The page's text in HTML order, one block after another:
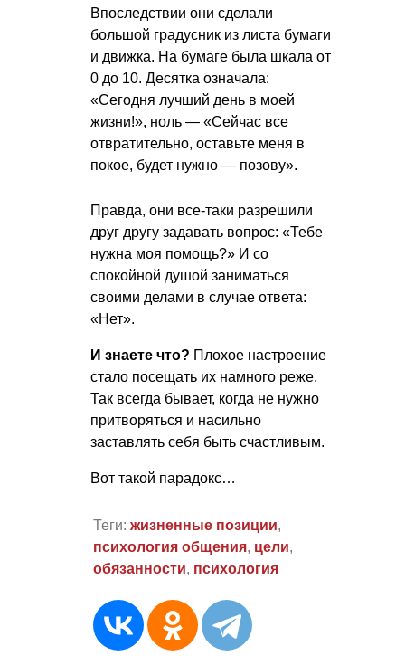
Впоследствии они сделали
большой градусник из листа бумаги
и движка. На бумаге была шкала от
0 до 10. Десятка означала:
«Сегодня лучший день в моей
жизни!», ноль — «Сейчас все
отвратительно, оставьте меня в
покое, будет нужно — позову».
Правда, они все-таки разрешили
друг другу задавать вопрос: «Тебе
нужна моя помощь?» И со
спокойной душой заниматься
своими делами в случае ответа:
«Нет».
И знаете что? Плохое настроение
стало посещать их намного реже.
Так всегда бывает, когда не нужно
притворяться и насильно
заставлять себя быть счастливым.
Вот такой парадокс…
Теги: жизненные позиции,
психология общения, цели,
обязанности, психология